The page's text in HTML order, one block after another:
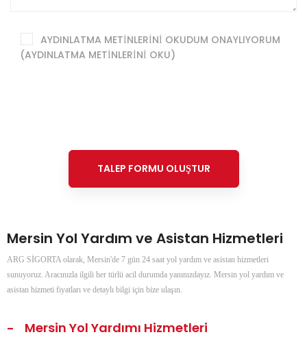
AYDINLATMA METİNLERİNİ OKUDUM ONAYLIYORUM
(AYDINLATMA METİNLERİNİ OKU)
Mersin Yol Yardım ve Asistan Hizmetleri
ARG SİGORTA olarak, Mersin'de 7 gün 24 saat yol yardım ve asistan hizmetleri
sunuyoruz. Aracınızla ilgili her türlü acil durumda yanınızdayız. Mersin yol yardım ve
asistan hizmeti fiyatları ve detaylı bilgi için bize ulaşın.
Mersin Yol Yardımı Hizmetleri